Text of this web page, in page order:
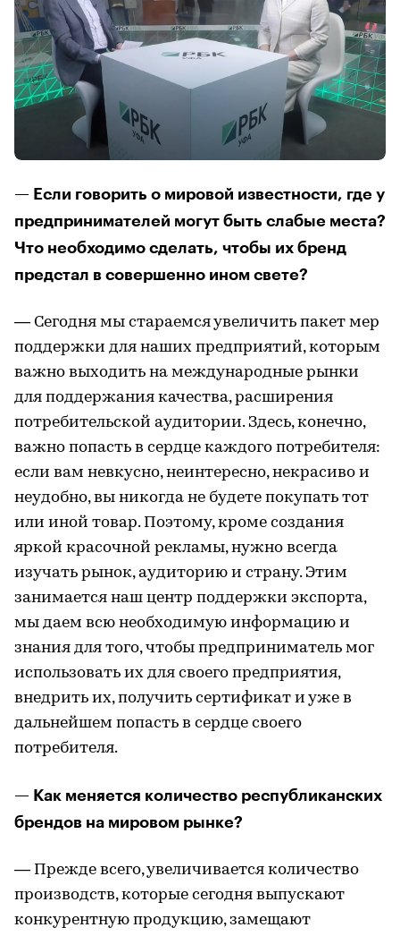
— Если говорить о мировой известности, где у
предпринимателей могут быть слабые места?
Что необходимо сделать, чтобы их бренд
предстал в совершенно ином свете?
— Сегодня мы стараемся увеличить пакет мер
поддержки для наших предприятий, которым
важно выходить на международные рынки
для поддержания качества, расширения
потребительской аудитории. Здесь, конечно,
важно попасть в сердце каждого потребителя:
если вам невкусно, неинтересно, некрасиво и
неудобно, вы никогда не будете покупать тот
или иной товар. Поэтому, кроме создания
яркой красочной рекламы, нужно всегда
изучать рынок, аудиторию и страну. Этим
занимается наш центр поддержки экспорта,
мы даем всю необходимую информацию и
знания для того, чтобы предприниматель мог
использовать их для своего предприятия,
внедрить их, получить сертификат и уже в
дальнейшем попасть в сердце своего
потребителя.
— Как меняется количество республиканских
брендов на мировом рынке?
— Прежде всего, увеличивается количество
производств, которые сегодня выпускают
конкурентную продукцию, замещают